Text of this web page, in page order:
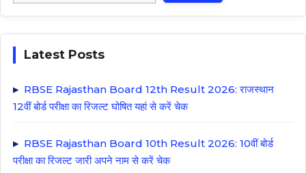
Latest Posts
RBSE Rajasthan Board 12th Result 2026: राजस्थान
12वीं बोर्ड परीक्षा का रिजल्ट घोषित यहां से करें चेक
RBSE Rajasthan Board 10th Result 2026: 10वीं बोर्ड
परीक्षा का रिजल्ट जारी अपने नाम से करें चेक